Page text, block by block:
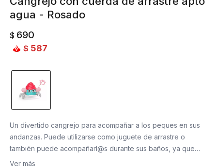
agua - Rosado
$ 690
$ 587
Un divertido cangrejo para acompañar a los peques en sus
andanzas. Puede utilizarse como juguete de arrastre o
también puede acompañarl@s durante sus baños, ya que
tiene cuerda y ¡nada en el agua!.
Ver más